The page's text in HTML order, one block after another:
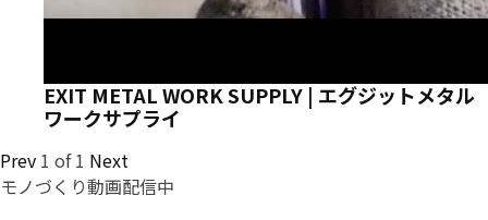
EXIT METAL WORK SUPPLY | エグジットメタル
ワークサプライ
Prev 1 of 1 Next
モノづくり動画配信中